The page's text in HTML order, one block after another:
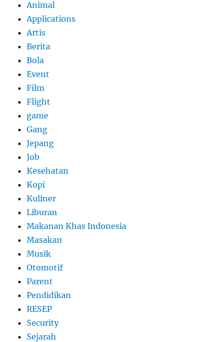
Animal
Applications
Artis
Berita
Bola
Event
Film
Flight
game
Gang
Jepang
Job
Kesehatan
Kopi
Kuliner
Liburan
Makanan Khas Indonesia
Masakan
Musik
Otomotif
Parent
Pendidikan
RESEP
Security
Sejarah